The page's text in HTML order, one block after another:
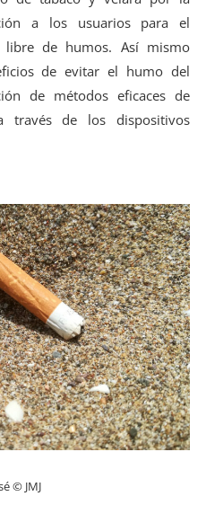
a los usuarios para el
libre de humos. Así mismo
de evitar el humo del
de métodos eficaces de
través de los dispositivos
© JMJ